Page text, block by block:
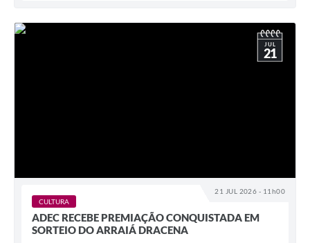
21 JUL 2026 - 11h00
JUL
21
CULTURA
ADEC RECEBE PREMIAÇÃO CONQUISTADA EM
SORTEIO DO ARRAIÁ DRACENA